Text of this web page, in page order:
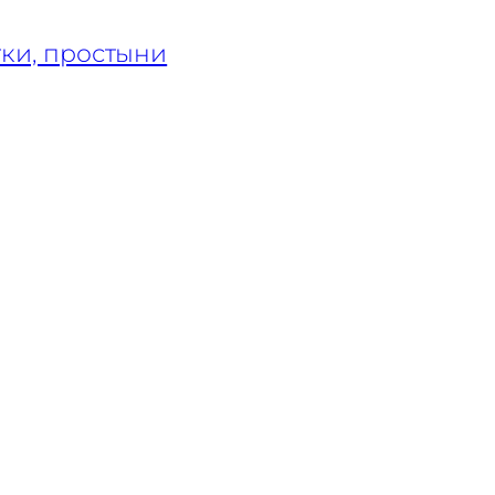
простыни